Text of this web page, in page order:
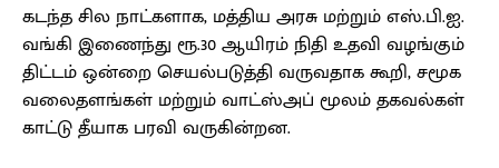
கடந்த சில நாட்களாக, மத்திய அரசு மற்றும் எஸ்.பி.ஐ.
வங்கி இணைந்து ரூ.30 ஆயிரம் நிதி உதவி வழங்கும்
திட்டம் ஒன்றை செயல்படுத்தி வருவதாக கூறி, சமூக
வலைதளங்கள் மற்றும் வாட்ஸ்அப் மூலம் தகவல்கள்
காட்டு தீயாக பரவி வருகின்றன.